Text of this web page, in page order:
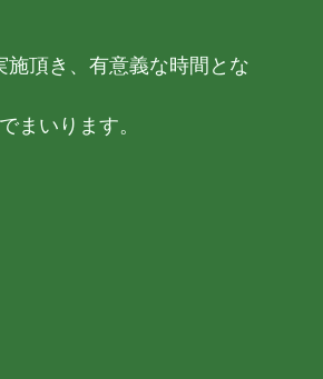
頂き、有意義な時間とな
まいります。